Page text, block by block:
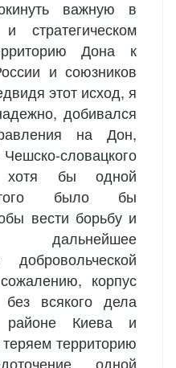
важную в
стратегическом
Дона к
и союзников
этот исход, я
добивался
на Дон,
словацкого
хотя бы одной
было бы
вести борьбу и
дальнейшее
корпус
всякого дела
районе Киева и
территорию
одной